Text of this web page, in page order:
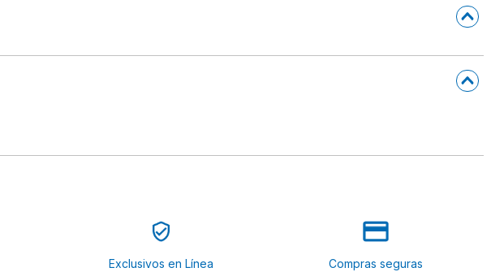
Exclusivos en Línea Compras seguras